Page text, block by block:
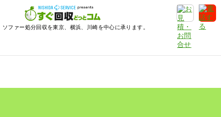
ソファー処分回収を東京、横浜、川崎を中心に承ります。